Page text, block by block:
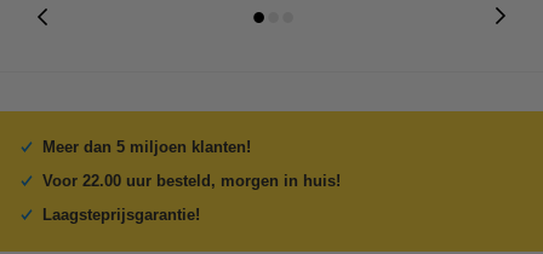
Meer dan 5 miljoen klanten!
Voor 22.00 uur besteld, morgen in huis!
Laagsteprijsgarantie!